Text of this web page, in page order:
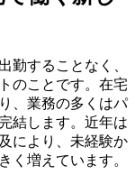
勤することなく、
のことです。在宅
、業務の多くはパ
結します。近年は
により、未経験か
く増えています。